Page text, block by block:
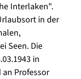
Interlaken".
in der
Seen. Die
in
Professor